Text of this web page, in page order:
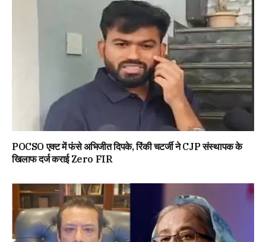
POCSO एक्ट में फंसे अभिजीत दिपके, रिंकी चटर्जी ने CJP संस्थापक के
खिलाफ दर्ज कराई Zero FIR